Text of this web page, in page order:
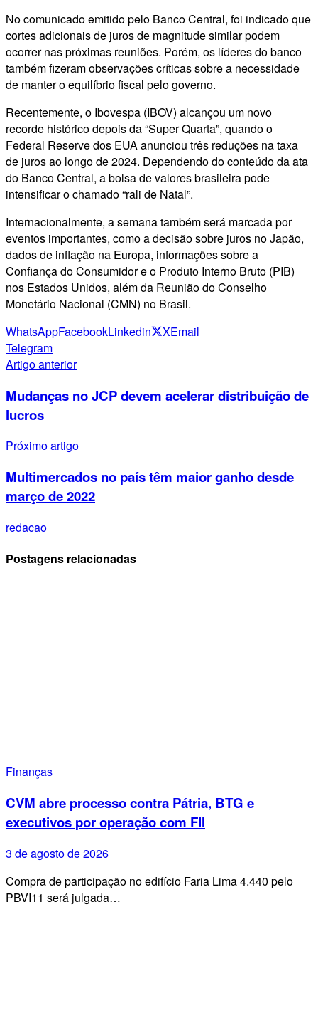
No comunicado emitido pelo Banco Central, foi indicado que
cortes adicionais de juros de magnitude similar podem
ocorrer nas próximas reuniões. Porém, os líderes do banco
também fizeram observações críticas sobre a necessidade
de manter o equilíbrio fiscal pelo governo.
Recentemente, o Ibovespa (IBOV) alcançou um novo
recorde histórico depois da “Super Quarta”, quando o
Federal Reserve dos EUA anunciou três reduções na taxa
de juros ao longo de 2024. Dependendo do conteúdo da ata
do Banco Central, a bolsa de valores brasileira pode
intensificar o chamado “rali de Natal”.
Internacionalmente, a semana também será marcada por
eventos importantes, como a decisão sobre juros no Japão,
dados de inflação na Europa, informações sobre a
Confiança do Consumidor e o Produto Interno Bruto (PIB)
nos Estados Unidos, além da Reunião do Conselho
Monetário Nacional (CMN) no Brasil.
WhatsAppFacebookLinkedin XEmail
Telegram
Artigo anterior
Mudanças no JCP devem acelerar distribuição de
lucros
Próximo artigo
Multimercados no país têm maior ganho desde
março de 2022
redacao
Postagens relacionadas
Finanças
CVM abre processo contra Pátria, BTG e
executivos por operação com FII
3 de agosto de 2026
Compra de participação no edifício Faria Lima 4.440 pelo
PBVI11 será julgada…